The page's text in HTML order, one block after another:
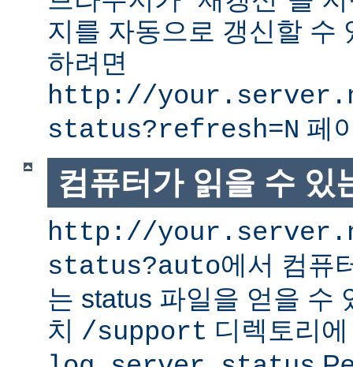
지를 자동으로 갱신할 수
하려면
http://
status?refresh=N 페
컴퓨터가 읽을 수 있
http://
status?auto에서 컴퓨
는 status 파일을 얻을 수
치 /support 디렉토리